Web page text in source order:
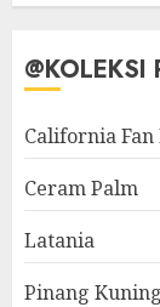
@KOLEKSI
California Fan
Ceram Palm
Latania
Pinang Kuning